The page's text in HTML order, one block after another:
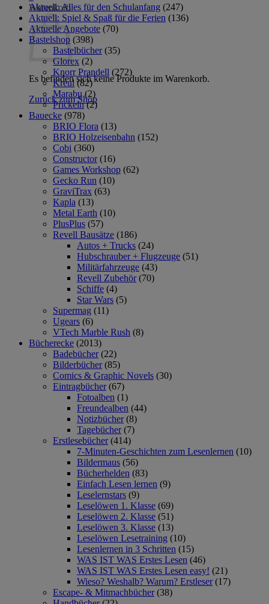
Warenkorb
Es befinden sich keine Produkte im Warenkorb.
Zurück zum Shop
Aktuell: Alles für den Schulanfang (247)
Aktuell: Spiel & Spaß für die Ferien (136)
Aktuelle Angebote (70)
Bastelshop (398)
Bastelbücher (35)
Glorex (2)
Knorr Prandell (272)
Kreul (82)
Marabu (2)
Prickeln (2)
Bauecke (978)
BRIO Flora (13)
BRIO Holzeisenbahn (152)
Cobi (360)
Constructor (16)
Games Workshop (62)
Gecko Run (10)
GraviTrax (63)
Kapla (13)
Metal Earth (10)
PlusPlus (57)
Revell Bausätze (186)
Autos + Trucks (24)
Hubschrauber + Flugzeuge (51)
Militärfahrzeuge (43)
Revell Zubehör (70)
Schiffe (4)
Star Wars (5)
Supermag (11)
Ugears (6)
VTech Marble Rush (8)
Bücherecke (2013)
Badebücher (22)
Bilderbücher (85)
Comics & Graphic Novels (30)
Eintragbücher (67)
Fotoalben (1)
Freundealben (44)
Notizbücher (8)
Tagebücher (7)
Erstlesebücher (414)
7-Minuten-Geschichten zum Lesenlernen (10)
Bildermaus (56)
Bücherhelden (83)
Einfach Lesen lernen (9)
Leselernstars (9)
Leselöwen 1. Klasse (69)
Leselöwen 2. Klasse (51)
Leselöwen 3. Klasse (13)
Leselöwen Lesetraining (10)
Lesenlernen in 3 Schritten (15)
WAS IST WAS Erstes Lesen (46)
WAS IST WAS Erstes Lesen easy! (21)
Wieso? Weshalb? Warum? Erstleser (17)
Escape- & Mitmachbücher (38)